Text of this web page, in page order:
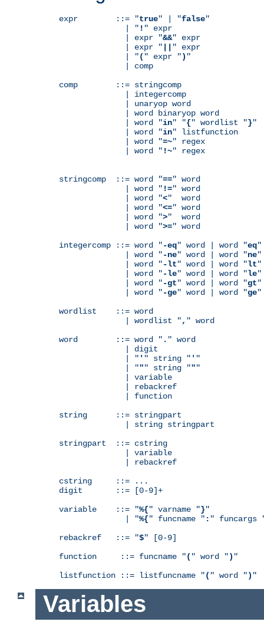
expr        ::= "true" | "false"
              | "
! " expr
              | expr "
&&" expr
              | expr "
" expr
              | "
( " expr ") "
              | comp
comp        ::= stringcomp
              | integercomp
              | unaryop word
              | word binaryop word
              | word "
in" "{" wordlist "}"
              | word "
in" listfunction
              | word "
=~" regex
              | word "
!~" regex
stringcomp  ::= word "==" word
              | word "
!=" word
              | word "
<"  word
              | word "
<=" word
              | word "
>"  word
              | word "
>=" word
integercomp ::= word "-eq" word | word "eq"
              | word "
-ne" word | word "ne"
              | word "
-lt" word | word "lt"
              | word "
-le" word | word "le"
              | word "
-gt" word | word "gt"
              | word "
-ge" word | word "ge"
wordlist    ::= word
              | wordlist "
, " word
word        ::= word " . " word
              | digit
              | "
' " string " ' "
              | "
"" string """
              | variable
              | function
string      ::= stringpart
              | string stringpart
stringpart  ::= cstring
              | variable
cstring     ::= ...
digit       ::= [0-9]+
variable    ::= "%{" varname "}"
              | "
%{" funcname " : " funcargs
rebackref   ::= "$" [0-9]
function     ::= funcname "( " word ") "
listfunction ::= listfuncname "( " word ") "
Variables